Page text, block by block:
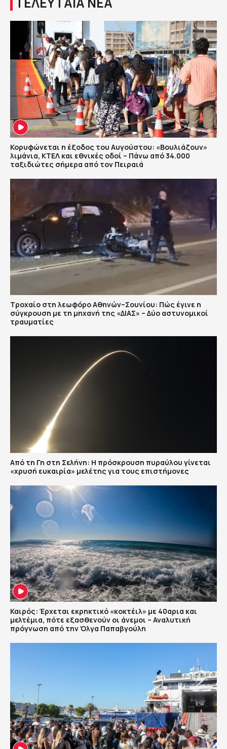
Κορυφώνεται η έξοδος του Αυγούστου: «Βουλιάζουν»
λιμάνια, ΚΤΕΛ και εθνικές οδοί – Πάνω από 34.000
ταξιδιώτες σήμερα από τον Πειραιά
Τροχαίο στη λεωφόρο Αθηνών–Σουνίου: Πώς έγινε η
σύγκρουση με τη μηχανή της «ΔΙΑΣ» – Δύο αστυνομικοί
τραυματίες
Από τη Γη στη Σελήνη: Η πρόσκρουση πυραύλου γίνεται
«χρυσή ευκαιρία» μελέτης για τους επιστήμονες
Καιρός: Έρχεται εκρηκτικό «κοκτέιλ» με 40αρια και
μελτέμια, πότε εξασθενούν οι άνεμοι – Αναλυτική
πρόγνωση από την Όλγα Παπαβγούλη